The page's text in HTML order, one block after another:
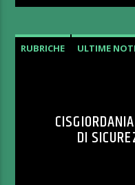
RUBRICHE ULTIME
DI